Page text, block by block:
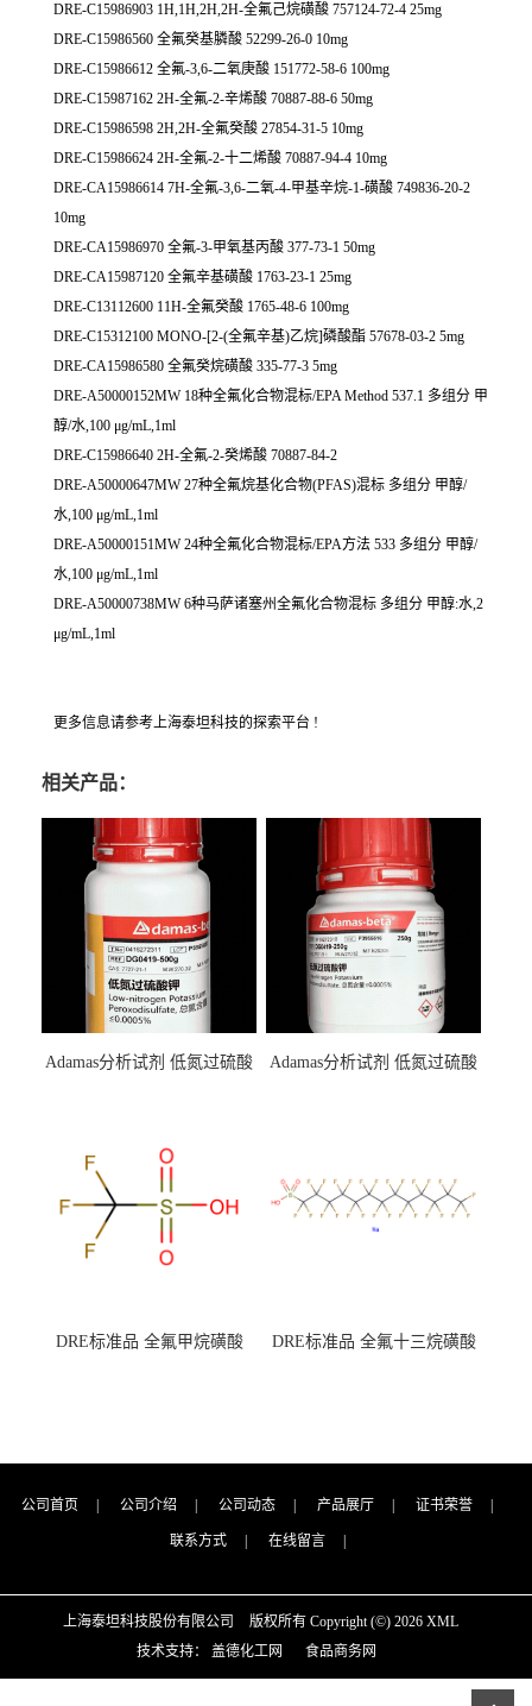
DRE-C15986903 1H,1H,2H,2H-全氟己烷磺酸 757124-72-4 25mg
DRE-C15986560 全氟癸基膦酸 52299-26-0 10mg
DRE-C15986612 全氟-3,6-二氧庚酸 151772-58-6 100mg
DRE-C15987162 2H-全氟-2-辛烯酸 70887-88-6 50mg
DRE-C15986598 2H,2H-全氟癸酸 27854-31-5 10mg
DRE-C15986624 2H-全氟-2-十二烯酸 70887-94-4 10mg
DRE-CA15986614 7H-全氟-3,6-二氧-4-甲基辛烷-1-磺酸 749836-20-2
10mg
DRE-CA15986970 全氟-3-甲氧基丙酸 377-73-1 50mg
DRE-CA15987120 全氟辛基磺酸 1763-23-1 25mg
DRE-C13112600 11H-全氟癸酸 1765-48-6 100mg
DRE-C15312100 MONO-[2-(全氟辛基)乙烷]磷酸酯 57678-03-2 5mg
DRE-CA15986580 全氟癸烷磺酸 335-77-3 5mg
DRE-A50000152MW 18种全氟化合物混标/EPA Method 537.1 多组分 甲
醇/水,100 μg/mL,1ml
DRE-C15986640 2H-全氟-2-癸烯酸 70887-84-2
DRE-A50000647MW 27种全氟烷基化合物(PFAS)混标 多组分 甲醇/
水,100 μg/mL,1ml
DRE-A50000151MW 24种全氟化合物混标/EPA方法 533 多组分 甲醇/
水,100 μg/mL,1ml
DRE-A50000738MW 6种马萨诸塞州全氟化合物混标 多组分 甲醇:水,2
μg/mL,1ml
更多信息请参考上海泰坦科技的探索平台 !
相关产品：
Adamas分析试剂 低氮过硫酸
（泰坦现货供应）
Adamas分析试剂 低氮过硫酸
DRE标准品 全氟甲烷磺酸
DRE标准品 全氟十三烷磺酸
公司首页 公司介绍 公司动态 产品展厅 证书荣誉
联系方式 在线留言
上海泰坦科技股份有限公司 版权所有 Copyright (©) 2026 XML
技术支持： 盖德化工网 食品商务网